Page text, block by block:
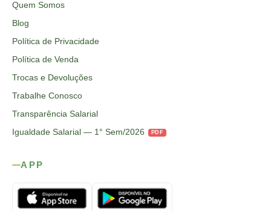
Quem Somos
Blog
Política de Privacidade
Política de Venda
Trocas e Devoluções
Trabalhe Conosco
Transparência Salarial
Igualdade Salarial — 1° Sem/2026
PDF
APP